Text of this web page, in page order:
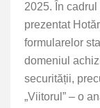
2025. În
prezentat
formularelor
domeniul
securității,
„Viitorul” – o